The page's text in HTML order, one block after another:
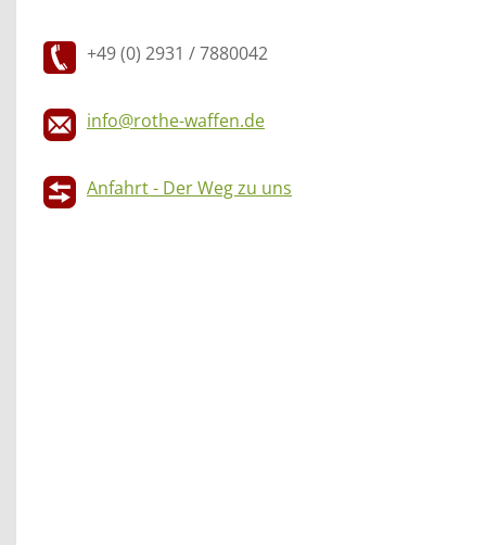
+49 (0) 2931 / 7880042
info@rothe-waffen.de
Anfahrt - Der Weg zu uns